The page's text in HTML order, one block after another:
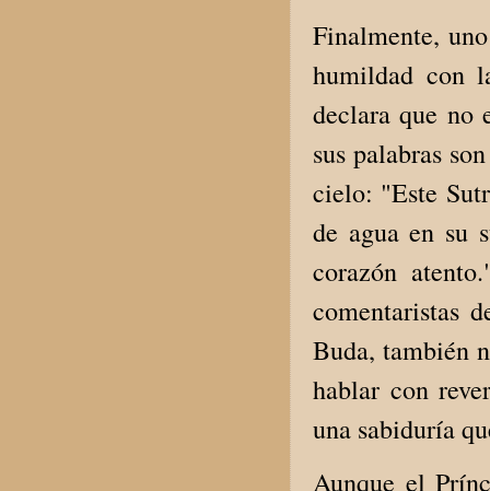
Finalmente,
humildad con
declara que no
sus palabras
cielo: "Este
de agua en su
corazón
comentaristas
Buda, también
hablar con
una sabiduría
Aunque el